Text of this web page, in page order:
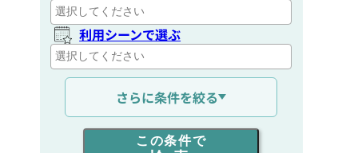
利用シーンで選ぶ
通信距離を選ぶ
出力を選ぶ
さらに条件を絞る
この条件で